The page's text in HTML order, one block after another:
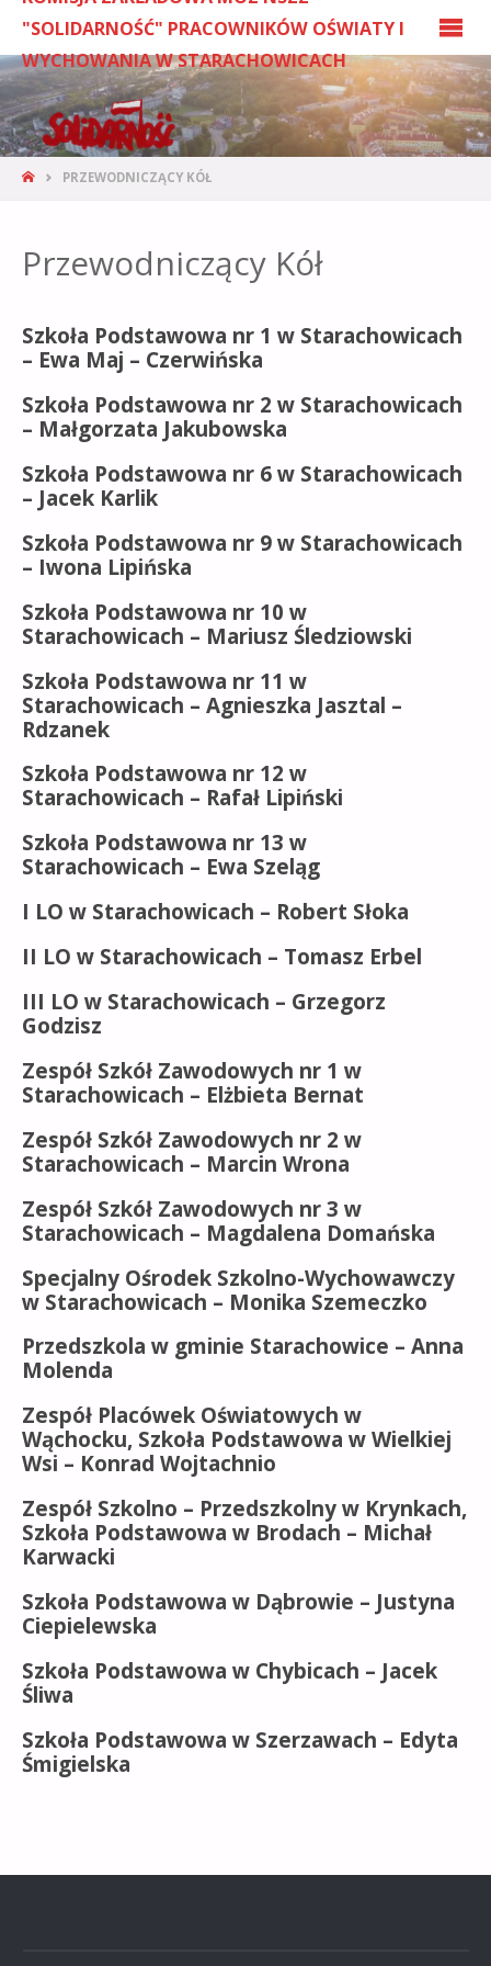
"SOLIDARNOŚĆ" PRACOWNIKÓW OŚWIATY I
WYCHOWANIA W STARACHOWICACH
PRZEWODNICZĄCY KÓŁ
Przewodniczący Kół
Szkoła Podstawowa nr 1 w Starachowicach
– Ewa Maj – Czerwińska
Szkoła Podstawowa nr 2 w Starachowicach
– Małgorzata Jakubowska
Szkoła Podstawowa nr 6 w Starachowicach
– Jacek Karlik
Szkoła Podstawowa nr 9 w Starachowicach
– Iwona Lipińska
Szkoła Podstawowa nr 10 w
Starachowicach – Mariusz Śledziowski
Szkoła Podstawowa nr 11 w
Starachowicach – Agnieszka Jasztal –
Rdzanek
Szkoła Podstawowa nr 12 w
Starachowicach – Rafał Lipiński
Szkoła Podstawowa nr 13 w
Starachowicach – Ewa Szeląg
I LO w Starachowicach – Robert Słoka
II LO w Starachowicach – Tomasz Erbel
III LO w Starachowicach – Grzegorz
Godzisz
Zespół Szkół Zawodowych nr 1 w
Starachowicach – Elżbieta Bernat
Zespół Szkół Zawodowych nr 2 w
Starachowicach – Marcin Wrona
Zespół Szkół Zawodowych nr 3 w
Starachowicach – Magdalena Domańska
Specjalny Ośrodek Szkolno-Wychowawczy
w Starachowicach – Monika Szemeczko
Przedszkola w gminie Starachowice – Anna
Molenda
Zespół Placówek Oświatowych w
Wąchocku, Szkoła Podstawowa w Wielkiej
Wsi – Konrad Wojtachnio
Zespół Szkolno – Przedszkolny w Krynkach,
Szkoła Podstawowa w Brodach – Michał
Karwacki
Szkoła Podstawowa w Dąbrowie – Justyna
Ciepielewska
Szkoła Podstawowa w Chybicach – Jacek
Śliwa
Szkoła Podstawowa w Szerzawach – Edyta
Śmigielska